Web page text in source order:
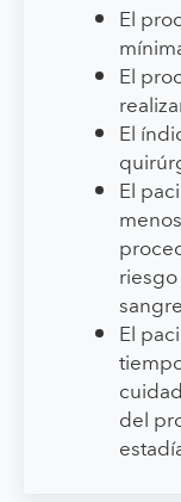
El
El
El
El
El
del